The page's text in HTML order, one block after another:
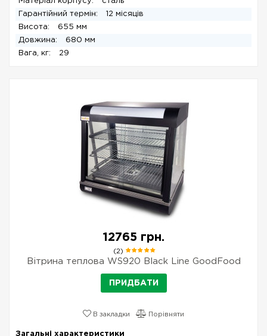
Гарантійний термін:
12 місяців
Висота:
655 мм
Довжина:
680 мм
Вага, кг:
29
12765 грн.
(2)
Вітрина теплова WS920 Black Line GoodFood
ПРИДБАТИ
В закладки Порівняти
Загальні характеристики